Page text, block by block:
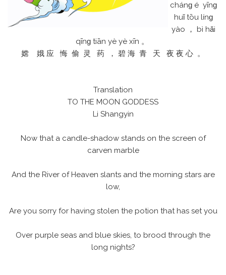
chánɡ é yīnɡ
huǐ tōu línɡ
yào ， bì hǎi
qīnɡ tiān yè yè xīn 。
嫦 娥 应 悔 偷 灵 药 ， 碧 海 青 天 夜 夜 心 。
Translation
TO THE MOON GODDESS
Li Shangyin
Now that a candle-shadow stands on the screen of
carven marble
And the River of Heaven slants and the morning stars are
low,
Are you sorry for having stolen the potion that has set you
Over purple seas and blue skies, to brood through the
long nights?